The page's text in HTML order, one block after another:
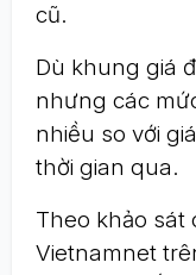
cũ.
Dù khung giá
nhưng các
nhiều so với
thời gian qua.
Theo khảo sát
Vietnamnet